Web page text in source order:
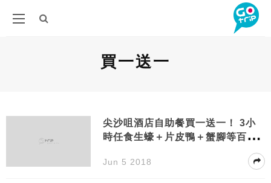
買一送一
尖沙咀酒店自助餐買一送一！ 3小
時任食生蠔＋片皮鴨＋蟹腳等百款
Jun 5 2018